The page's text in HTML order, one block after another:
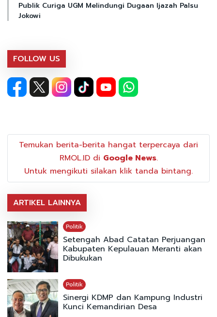
Publik Curiga UGM Melindungi Dugaan Ijazah Palsu
Jokowi
FOLLOW US
Temukan berita-berita hangat terpercaya dari
RMOL.ID di Google News.
Untuk mengikuti silakan klik tanda bintang.
ARTIKEL LAINNYA
Politik
Setengah Abad Catatan Perjuangan
Kabupaten Kepulauan Meranti akan
Dibukukan
Politik
Sinergi KDMP dan Kampung Industri
Kunci Kemandirian Desa